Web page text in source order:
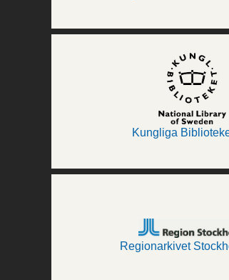
Kungliga
Regionarkivet